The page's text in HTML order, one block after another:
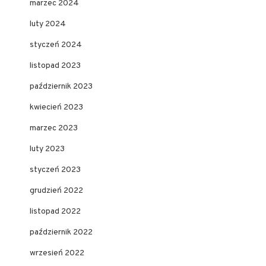
marzec 2024
luty 2024
styczeń 2024
listopad 2023
październik 2023
kwiecień 2023
marzec 2023
luty 2023
styczeń 2023
grudzień 2022
listopad 2022
październik 2022
wrzesień 2022